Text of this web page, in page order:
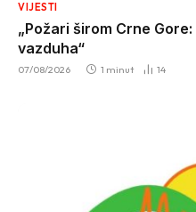
VIJESTI
„Požari širom Crne
vazduha“
07/08/2026 1 minut 14